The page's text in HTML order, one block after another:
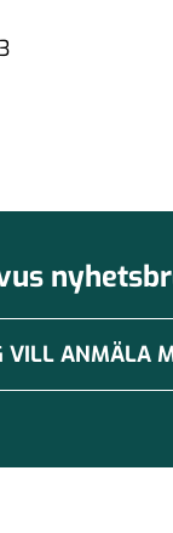
VILL ANMÄLA